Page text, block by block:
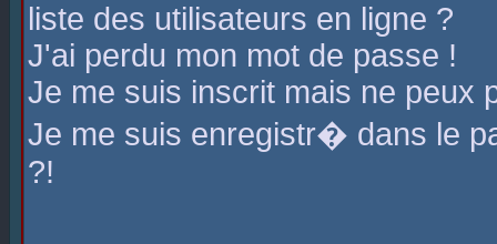
liste des utilisateurs en ligne ?
J'ai perdu mon mot de passe !
Je me suis inscrit mais ne peux
Je me suis enregistr� dans le
?!